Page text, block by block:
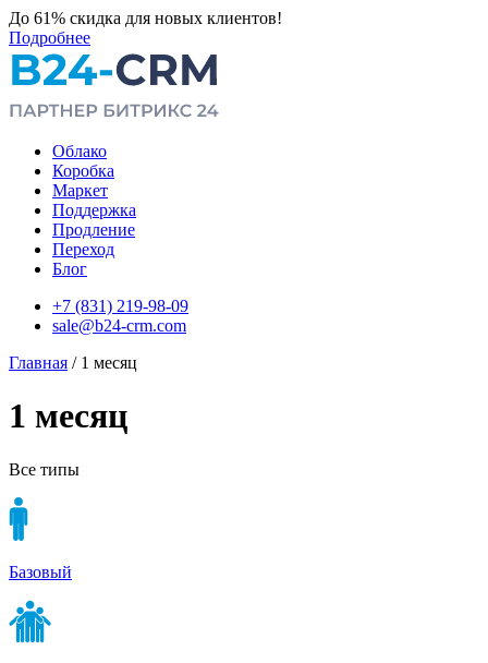
До 61% скидка для новых клиентов!
Подробнее
Облако
Коробка
Маркет
Поддержка
Продление
Переход
Блог
+7 (831) 219-98-09
sale@b24-crm.com
Главная / 1 месяц
1 месяц
Все типы
Базовый